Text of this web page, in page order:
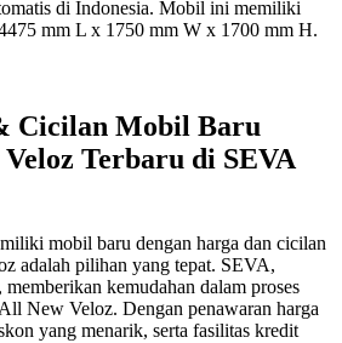
di Indonesia. Mobil ini memiliki
mm L x 1750 mm W x 1700 mm H.
Cicilan Mobil Baru
Terbaru di SEVA
mobil baru dengan harga dan cicilan
adalah pilihan yang tepat. SEVA,
kemudahan dalam proses
New Veloz. Dengan penawaran harga
yang menarik, serta fasilitas kredit